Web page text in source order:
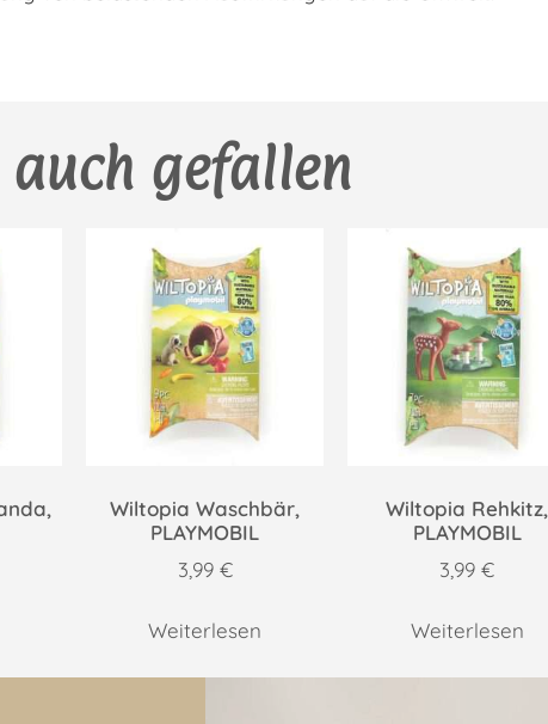
gefallen
Wiltopia Waschbär,
PLAYMOBIL
3,99 €
Weiterlesen
Wiltopia Rehkitz,
PLAYMOBIL
3,99 €
Weiterlesen